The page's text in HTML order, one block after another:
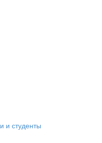
и студенты